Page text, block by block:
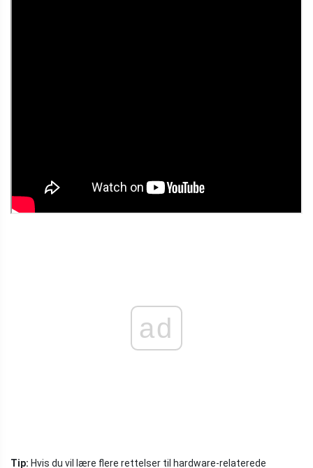
ad
Tip: Hvis du vil lære flere rettelser til hardware-relaterede